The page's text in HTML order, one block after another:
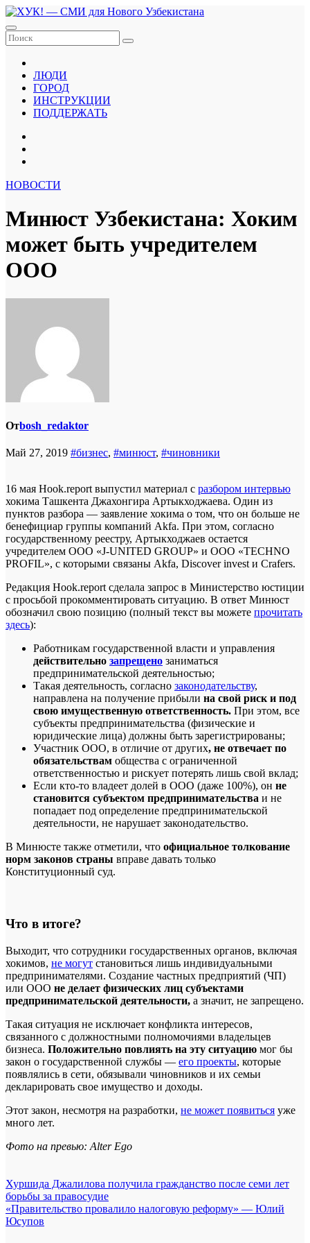
Перейти
к
содержанию
ЛЮДИ
ГОРОД
ИНСТРУКЦИИ
ПОДДЕРЖАТЬ
НОВОСТИ
Минюст Узбекистана: Хоким
может быть учредителем
ООО
Отbosh_redaktor
Май 27, 2019 #бизнес, #минюст, #чиновники
16 мая Hook.report выпустил материал с разбором интервью
хокима Ташкента Джахонгира Артыкходжаева. Один из
пунктов разбора — заявление хокима о том, что он больше не
бенефициар группы компаний Akfa. При этом, согласно
государственному реестру, Артыкходжаев остается
учредителем ООО «J-UNITED GROUP» и OOO «TECHNO
PROFIL», с которыми связаны Akfa, Discover invest и Crafers.
Редакция Hook.report сделала запрос в Министерство юстиции
с просьбой прокомментировать ситуацию. В ответ Минюст
обозначил свою позицию (полный текст вы можете прочитать
здесь):
Работникам государственной власти и управления
действительно запрещено заниматься
предпринимательской деятельностью;
Такая деятельность, согласно законодательству,
направлена на получение прибыли на свой риск и под
свою имущественную ответственность. При этом, все
субъекты предпринимательства (физические и
юридические лица) должны быть зарегистрированы;
Участник ООО, в отличие от других, не отвечает по
обязательствам общества с ограниченной
ответственностью и рискует потерять лишь свой вклад;
Если кто-то владеет долей в ООО (даже 100%), он не
становится субъектом предпринимательства и не
попадает под определение предпринимательской
деятельности, не нарушает законодательство.
В Минюсте также отметили, что официальное толкование
норм законов страны вправе давать только
Конституционный суд.
Что в итоге?
Выходит, что сотрудники государственных органов, включая
хокимов, не могут становиться лишь индивидуальными
предпринимателями. Создание частных предприятий (ЧП)
или ООО не делает физических лиц субъектами
предпринимательской деятельности, а значит, не запрещено.
Такая ситуация не исключает конфликта интересов,
связанного с должностными полномочиями владельцев
бизнеса. Положительно повлиять на эту ситуацию мог бы
закон о государственной службы — его проекты, которые
появлялись в сети, обязывали чиновников и их семьи
декларировать свое имущество и доходы.
Этот закон, несмотря на разработки, не может появиться уже
много лет.
Фото на превью: Alter Ego
Навигация
по
записям
Хуршида Джалилова получила гражданство после семи лет
борьбы за правосудие
«Правительство провалило налоговую реформу» — Юлий
Юсупов